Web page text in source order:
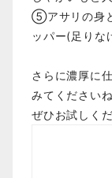
⑤アサリの身
ッパー(足りな
さらに濃厚に
みてください
ぜひお試しく